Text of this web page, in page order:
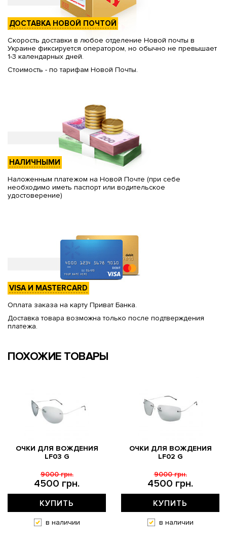
ДОСТАВКА НОВОЙ ПОЧТОЙ
Скорость доставки в любое отделение Новой почты в
Украине фиксируется оператором, но обычно не превышает
1-3 календарных дней.
Стоимость - по тарифам Новой Почты.
НАЛИЧНЫМИ
Наложенным платежом на Новой Почте (при себе
необходимо иметь паспорт или водительское
удостоверение)
VISA И MASTERCARD
Оплата заказа на карту Приват Банка.
Доставка товара возможна только после подтверждения
платежа.
ПОХОЖИЕ ТОВАРЫ
ОЧКИ ДЛЯ ВОЖДЕНИЯ
LF03 G
4500 грн.
9000 грн.
КУПИТЬ
в наличии
ОЧКИ ДЛЯ ВОЖДЕНИЯ
LF02 G
4500 грн.
9000 грн.
КУПИТЬ
в наличии